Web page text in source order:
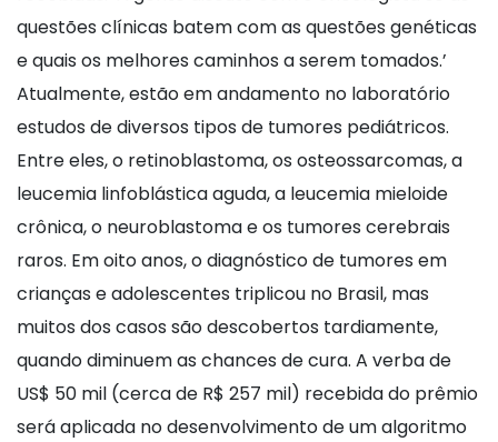
questões clínicas batem com as questões genéticas
e quais os melhores caminhos a serem tomados.’
Atualmente, estão em andamento no laboratório
estudos de diversos tipos de tumores pediátricos.
Entre eles, o retinoblastoma, os osteossarcomas, a
leucemia linfoblástica aguda, a leucemia mieloide
crônica, o neuroblastoma e os tumores cerebrais
raros. Em oito anos, o diagnóstico de tumores em
crianças e adolescentes triplicou no Brasil, mas
muitos dos casos são descobertos tardiamente,
quando diminuem as chances de cura. A verba de
US$ 50 mil (cerca de R$ 257 mil) recebida do prêmio
será aplicada no desenvolvimento de um algoritmo